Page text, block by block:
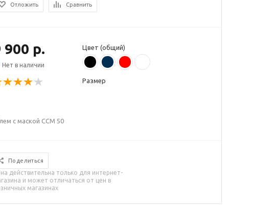
Отложить Сравнить
900 р.
Нет в наличии
Цвет (общий)
Размер
с маской CCM 50
Поделиться
действительна только для интернет-
и может отличаться от цен в
магазинах